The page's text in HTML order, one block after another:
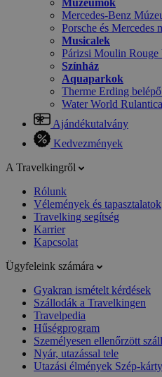
Múzeumok
Mercedes-Benz
Porsche és Mercedes
Musicalek
Párizsi Moulin Rouge
Színház
Aquaparkok
Therme Erding
Water World
Ajándékutalvány
Kedvezmények
A Travelkingről
Rólunk
Vélemények és tapasztalatok
Travelking segítség
Karrier
Kapcsolat
Ügyfeleink számára
Gyakran ismételt kérdések
Szállodák a Travelkingen
Travelpedia
Hűségprogram
Személyesen ellenőrzött
Nyár, utazással tele
Utazási élmények Szép-